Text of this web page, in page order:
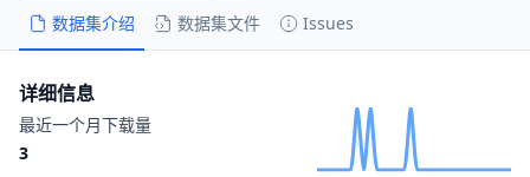
数据集介绍 数据集文件 Issues
详细信息
最近一个月下载量
3